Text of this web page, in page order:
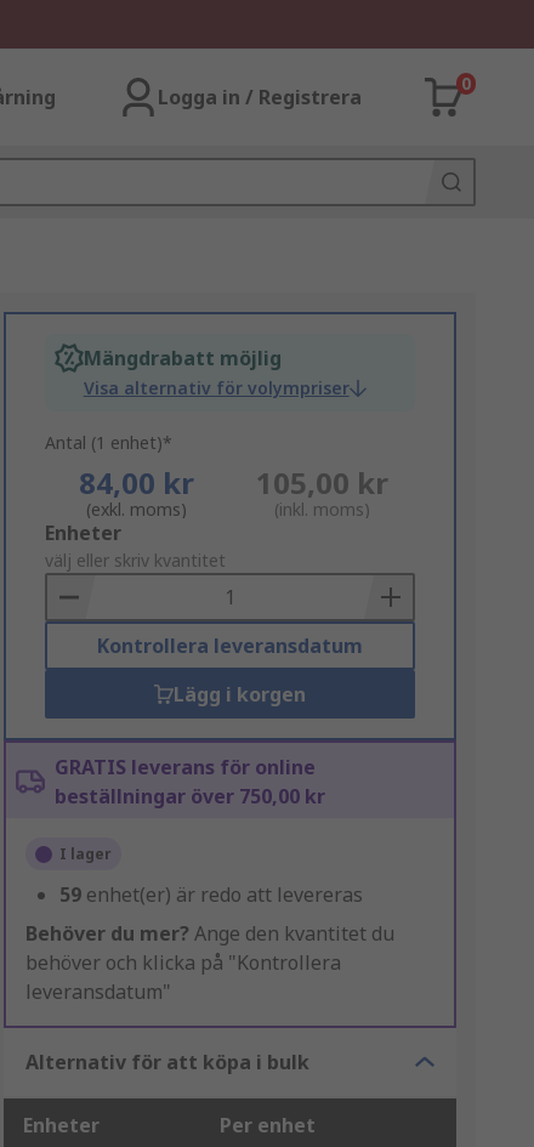
Logga in / Registrera
0
Mängdrabatt möjlig
Visa alternativ för volympriser
Antal (1 enhet)*
84,00 kr
(exkl. moms)
105,00 kr
(inkl. moms)
Add
to
Basket
Enheter
välj eller skriv kvantitet
Kontrollera leveransdatum
Lägg i korgen
GRATIS leverans för online
beställningar över 750,00 kr
I lager
59 enhet(er) är redo att levereras
Behöver du mer? Ange den kvantitet du
behöver och klicka på "Kontrollera
leveransdatum"
Alternativ för att köpa i bulk
Enheter Per enhet